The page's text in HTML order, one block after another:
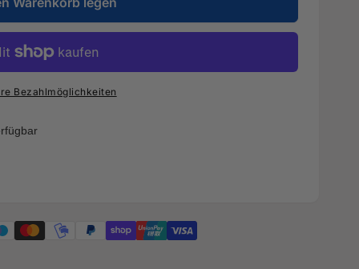
Bezahlmöglichkeiten